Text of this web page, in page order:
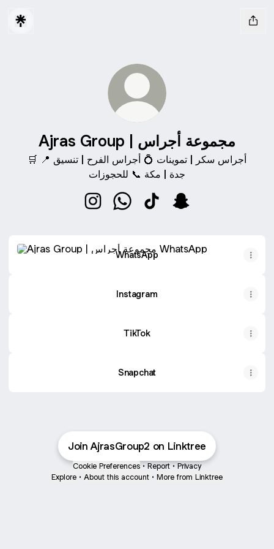
Ajras Group | مجموعة أجراس
🛒 أجراس سكر | تموينات 💍 أجراس الفرح | تنسيق 📍
جدة | مكة 📞 للحجوزات
WhatsApp
Instagram
TikTok
Snapchat
Join AjrasGroup2 on Linktree
Cookie Preferences • Report • Privacy
Explore • About this account • More from Linktree